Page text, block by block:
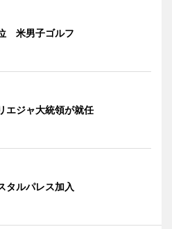
米男子ゴルフ
エジャ大統領が就任
タルパレス加入